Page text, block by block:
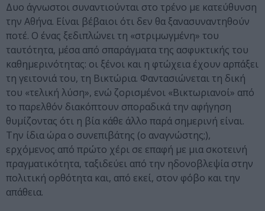
Δυο άγνωστοι συναντιούνται στο τρένο με κατεύθυνση
την Αθήνα. Είναι βέβαιοι ότι δεν θα ξανασυναντηθούν
ποτέ. Ο ένας ξεδιπλώνει τη «στριμωγμένη» του
ταυτότητα, μέσα από σπαράγματα της ασφυκτικής του
καθημερινότητας: οι ξένοι και η φτώχεια έχουν αρπάξει
τη γειτονιά του, τη Βικτώρια. Φαντασιώνεται τη δική
του «τελική λύση», ενώ ζορισμένοι «Βικτωριανοί» από
το παρελθόν διακόπτουν σποραδικά την αφήγηση
θυμίζοντας ότι η βία κάθε άλλο παρά σημερινή είναι.
Την ίδια ώρα ο συνεπιβάτης (ο αναγνώστης;),
ερχόμενος από πρώτο χέρι σε επαφή με μια σκοτεινή
πραγματικότητα, ταξιδεύει από την ηδονοβλεψία στην
πολιτική ορθότητα και, από εκεί, στον φόβο και την
απάθεια.